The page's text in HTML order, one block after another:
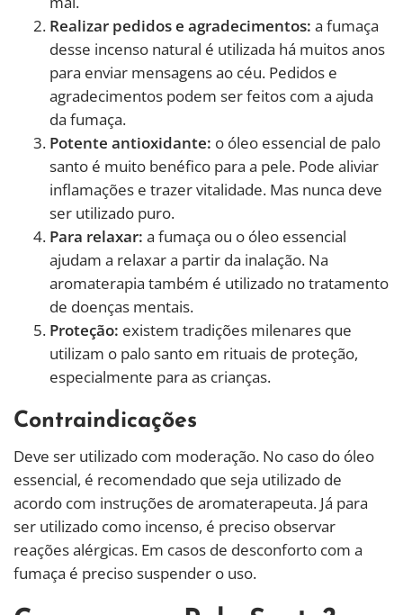
Realizar pedidos e agradecimentos: a fumaça
desse incenso natural é utilizada há muitos anos
para enviar mensagens ao céu. Pedidos e
agradecimentos podem ser feitos com a ajuda
da fumaça.
Potente antioxidante: o óleo essencial de palo
santo é muito benéfico para a pele. Pode aliviar
inflamações e trazer vitalidade. Mas nunca deve
ser utilizado puro.
Para relaxar: a fumaça ou o óleo essencial
ajudam a relaxar a partir da inalação. Na
aromaterapia também é utilizado no tratamento
de doenças mentais.
Proteção: existem tradições milenares que
utilizam o palo santo em rituais de proteção,
especialmente para as crianças.
Contraindicações
Deve ser utilizado com moderação. No caso do óleo
essencial, é recomendado que seja utilizado de
acordo com instruções de aromaterapeuta. Já para
ser utilizado como incenso, é preciso observar
reações alérgicas. Em casos de desconforto com a
fumaça é preciso suspender o uso.